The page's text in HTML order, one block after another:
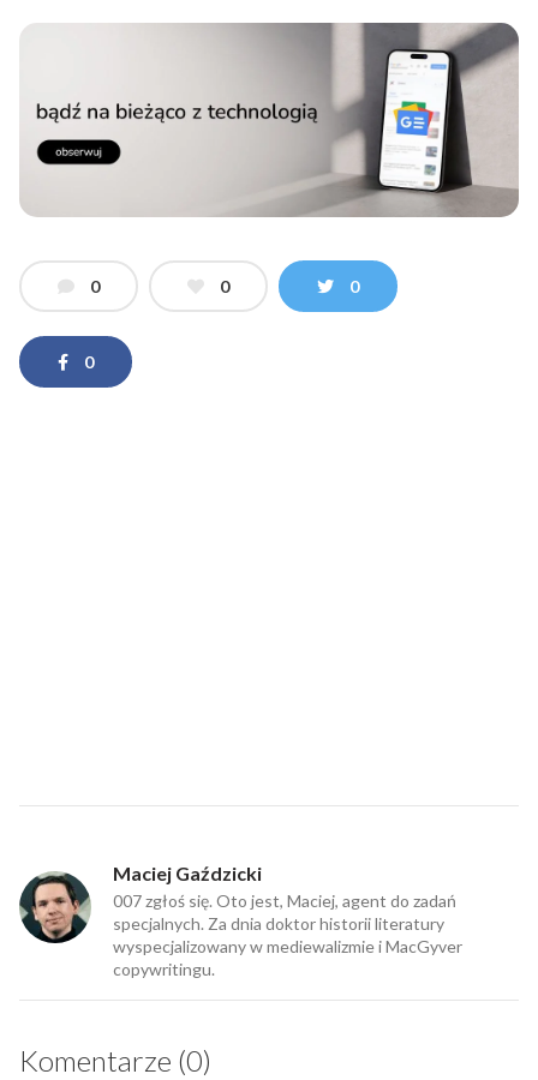
0 0 0
0
Maciej Gaździcki
007 zgłoś się. Oto jest, Maciej, agent do zadań
specjalnych. Za dnia doktor historii literatury
wyspecjalizowany w mediewalizmie i MacGyver
copywritingu.
Komentarze (0)